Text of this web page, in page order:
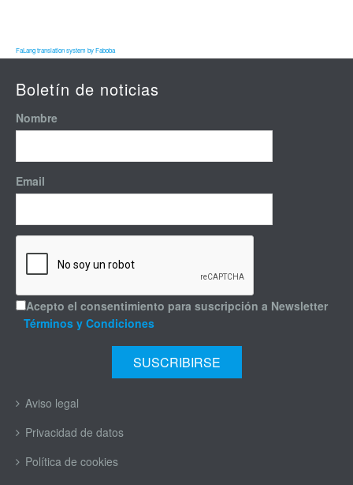
FaLang translation system by Faboba
Boletín de noticias
Nombre
Email
Acepto el consentimiento para suscripción a Newsletter
Términos y Condiciones
Aviso legal
Privacidad de datos
Política de cookies